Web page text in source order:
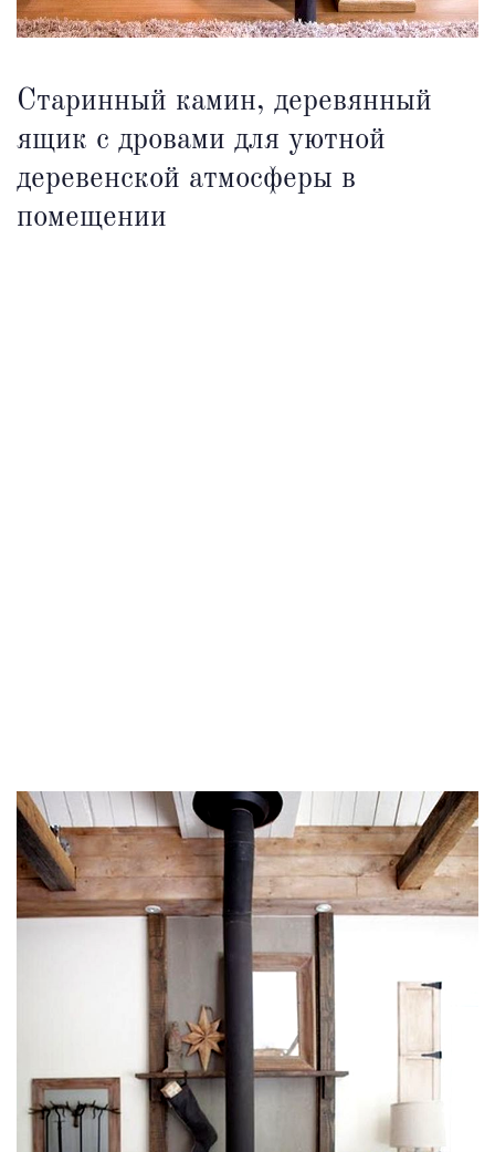
Старинный камин, деревянный
ящик с дровами для уютной
деревенской атмосферы в
помещении